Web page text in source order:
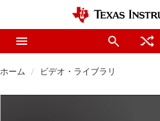
ホーム ビデオ・ライブラリ